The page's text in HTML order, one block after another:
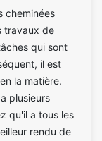
cheminées
travaux de
qui sont
il est
la matière.
plusieurs
qu'il a tous les
rendu de